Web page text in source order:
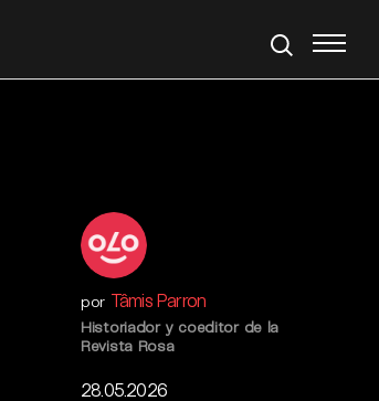
por Tâmis Parron
Historiador y coeditor de la
Revista Rosa
28.05.2026